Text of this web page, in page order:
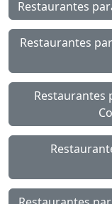
Restaurantes
Restaurantes
Restaurantes